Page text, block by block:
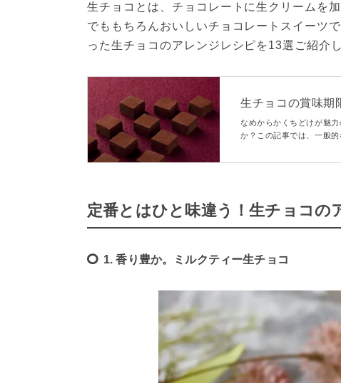
生チョコとは、チョコレートに生クリームを
でももちろんおいしいチョコレートスイーツ
った生チョコのアレンジレシピを13選ご紹介し
生チョコの賞味期
正しい保存方法を
なめからかくちどけが魅
か？この記事では、一般
さいね。
定番とはひと味違う！生チョコの
1. 香り豊か。ミルクティー生チョコ